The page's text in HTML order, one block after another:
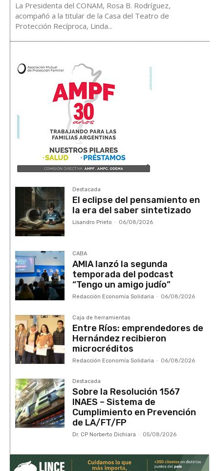
La Presidenta del CONAM, Rosa B. Rodríguez,
acompañó a la titular de la Casa del Teatro de
Protección Recíproca, Linda...
Destacada
El eclipse del pensamiento en
la era del saber sintetizado
Lisandro Prieto - 06/08/2026
CABA
AMIA lanzó la segunda
temporada del podcast
“Tengo un amigo judío”
Redacción Economía Solidaria - 06/08/2026
Caja de herramientas
Entre Ríos: emprendedores de
Hernández recibieron
microcréditos
Redacción Economía Solidaria - 06/08/2026
Destacada
Sobre la Resolución 1567
INAES – Sistema de
Cumplimiento en Prevención
de LA/FT/FP
Dr. CP Norberto Dichiara - 05/08/2026